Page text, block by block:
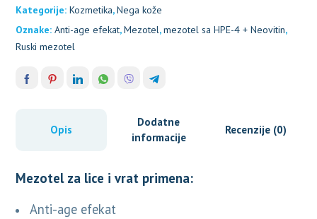
Kategorije:Kozmetika,Nega kože
Oznake:Anti-age efekat,Mezotel,mezotel sa HPE-4 + Neovitin,
Ruski mezotel
Opis
Dodatne
informacije
Recenzije (0)
Mezotel za lice i vrat primena:
Anti-age efekat